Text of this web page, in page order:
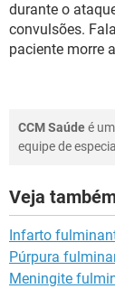
durante o
convulsões.
paciente morre
CCM Saúdeé
equipe de
Veja
Infarto
Púrpura
Meningite